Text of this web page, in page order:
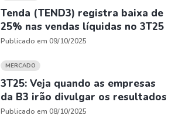
Tenda (TEND3) registra baixa de
25% nas vendas líquidas no 3T25
Publicado em 09/10/2025
MERCADO
3T25: Veja quando as empresas
da B3 irão divulgar os resultados
Publicado em 08/10/2025